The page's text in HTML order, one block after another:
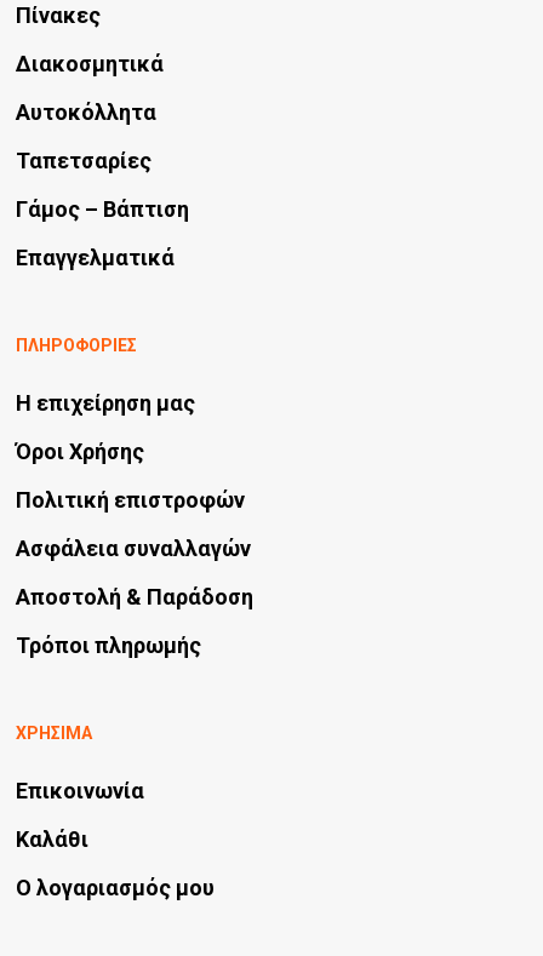
Πίνακες
Διακοσμητικά
Αυτοκόλλητα
Ταπετσαρίες
Γάμος – Βάπτιση
Επαγγελματικά
ΠΛΗΡΟΦΟΡΙΕΣ
Η επιχείρηση μας
Όροι Χρήσης
Πολιτική επιστροφών
Ασφάλεια συναλλαγών
Αποστολή & Παράδοση
Τρόποι πληρωμής
ΧΡΗΣΙΜΑ
Επικοινωνία
Καλάθι
Ο λογαριασμός μου